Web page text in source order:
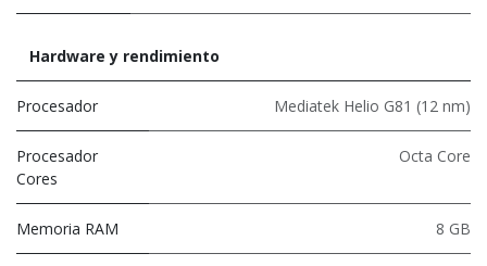
Hardware y rendimiento
Procesador Mediatek Helio G81 (12 nm)
Procesador
Cores
Octa Core
Memoria RAM 8 GB